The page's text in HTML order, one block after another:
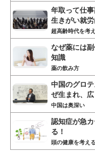
年取って仕
生きがい就
超高齢時代を考
なぜ薬には
知識
薬の飲み方
中国のグロ
ぜ生まれ、
中国は奥深い
認知症が急
る！
頭の健康を考える